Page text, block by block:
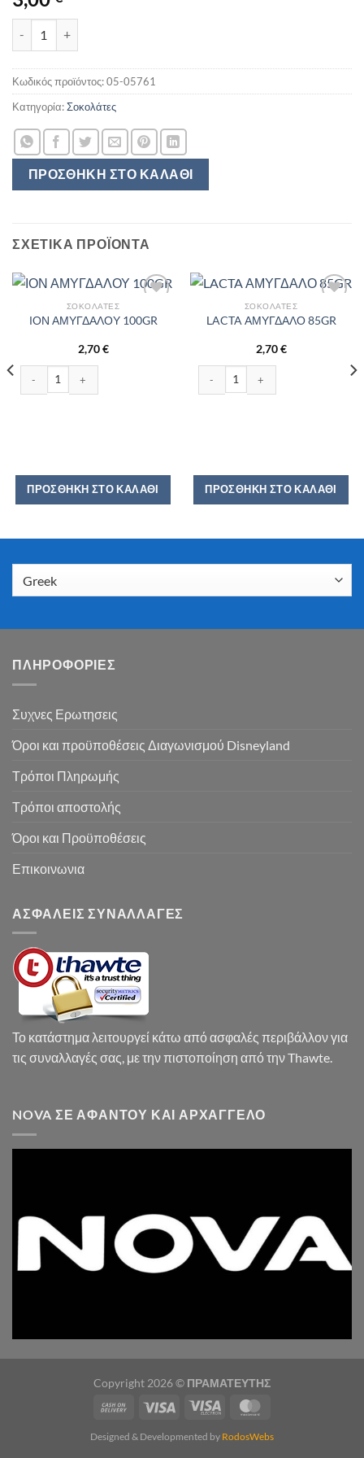
ΠΡΟΣΘΉΚΗ ΣΤΟ ΚΑΛΆΘΙ
Κωδικός προϊόντος:05-05761
Κατηγορία:Σοκολάτες
ΣΧΕΤΙΚΆ ΠΡΟΪΌΝΤΑ
ΣΟΚΟΛΆΤΕΣ
ΙΟΝ ΑΜΥΓΔΑΛΟΥ 100GR
2,70€
ΙΟΝ ΑΜΥΓΔΑΛΟΥ 100GR ποσότητα
ΠΡΟΣΘΉΚΗ ΣΤΟ ΚΑΛΆΘΙ
ΣΟΚΟΛΆΤΕΣ
LACTA ΑΜΥΓΔΑΛΟ 85GR
2,70€
LACTA ΑΜΥΓΔΑΛΟ 85GR ποσότητα
ΠΡΟΣΘΉΚΗ ΣΤΟ ΚΑΛΆΘΙ
ΠΛΗΡΟΦΟΡΙΕΣ
Συχνες Ερωτησεις
Όροι και προϋποθέσεις Διαγωνισμού Disneyland
Τρόποι Πληρωμής
Τρόποι αποστολής
Όροι και Προϋποθέσεις
Επικοινωνια
ΑΣΦΑΛΕΙΣ ΣΥΝΑΛΛΑΓΕΣ
Το κατάστημα λειτουργεί κάτω από ασφαλές περιβάλλον για
τις συναλλαγές σας, με την πιστοποίηση από την Thawte.
NOVA ΣΕ ΑΦΆΝΤΟΥ ΚΑΙ ΑΡΧΆΓΓΕΛΟ
Copyright 2026 © ΠΡΑΜΑΤΕΥΤΗΣ
Designed & Developmented by RodosWebs